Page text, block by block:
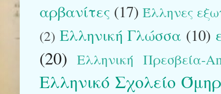
αρβανίτες (17) Έλληνες
(2) Ελληνική Γλώσσα (10)
(20) Ελληνική Πρεσβεία-
Ελληνικό Σχολείο